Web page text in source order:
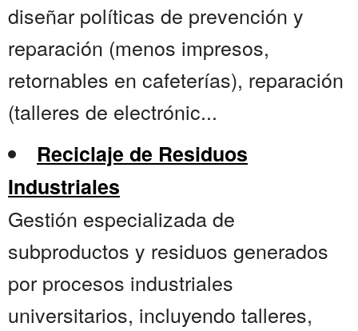
diseñar políticas de prevención y
reparación (menos impresos,
retornables en cafeterías), reparación
(talleres de electrónic...
Reciclaje de Residuos
Industriales
Gestión especializada de
subproductos y residuos generados
por procesos industriales
universitarios, incluyendo talleres,